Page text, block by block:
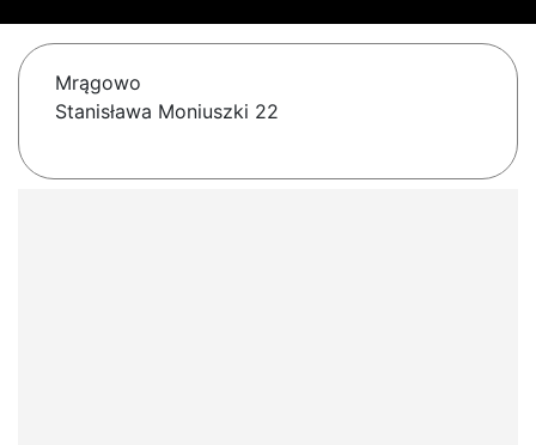
Mrągowo
Stanisława Moniuszki 22